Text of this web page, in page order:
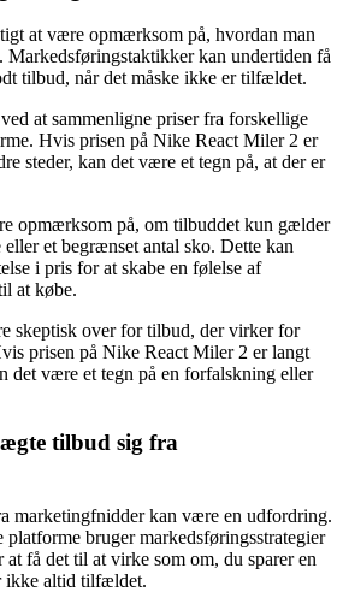
at være opmærksom på, hvordan man
kan undertiden få
tilbud, når det måske ikke er tilfældet.
at sammenligne priser fra forskellige
Hvis prisen på Nike React Miler 2 er
steder, kan det være et tegn på, at der er
opmærksom på, om tilbuddet kun gælder
et begrænset antal sko. Dette kan
i pris for at skabe en følelse af
at købe.
skeptisk over for tilbud, der virker for
prisen på Nike React Miler 2 er langt
det være et tegn på en forfalskning eller
tilbud sig fra
marketingfnidder kan være en udfordring.
bruger markedsføringsstrategier
at få det til at virke som om, du sparer en
ikke altid tilfældet.